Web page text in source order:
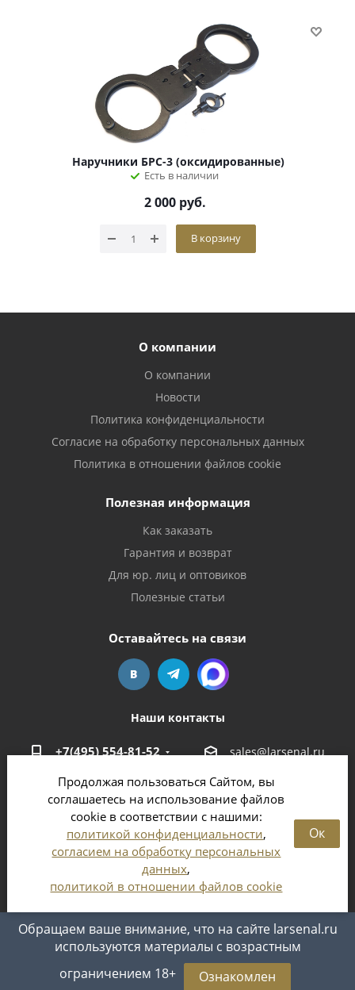
Продолжая пользоваться Сайтом, вы
соглашаетесь на использование файлов
cookie в соответствии с нашими:
политикой конфиденциальности,
согласием на обработку персональных
данных,
политикой в отношении файлов cookie
Ок
Обращаем ваше внимание, что на сайте larsenal.ru
используются материалы с возрастным
ограничением 18+
Ознакомлен
Наручники БРС-3 (оксидированные)
Есть в наличии
2 000 руб.
В корзину
О компании
О компании
Новости
Политика конфиденциальности
Согласие на обработку персональных данных
Политика в отношении файлов cookie
Полезная информация
Как заказать
Гарантия и возврат
Для юр. лиц и оптовиков
Полезные статьи
Оставайтесь на связи
Наши контакты
+7(495) 554-81-52 sales@larsenal.ru
Московская область,
г. Люберцы,
ул. Хлебозаводская, 8 Б